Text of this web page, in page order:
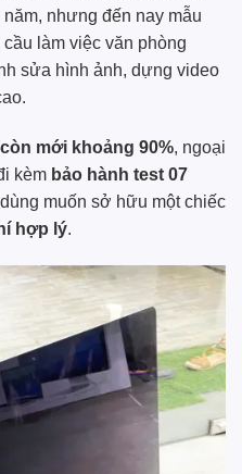
nhưng đến nay mẫu
làm việc văn phòng
sửa hình ảnh, dựng video
mới khoảng 90%, ngoại
kèm bảo hành test 07
muốn sở hữu một chiếc
hợp lý.